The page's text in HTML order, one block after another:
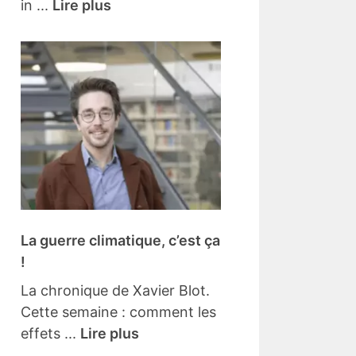
in ... Lire plus
La guerre climatique, c’est ça
!
La chronique de Xavier Blot.
Cette semaine : comment les
effets ... Lire plus